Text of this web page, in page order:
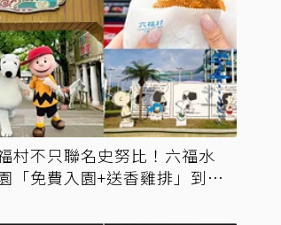
村不只聯名史努比！六福水
「免費入園+送香雞排」到年